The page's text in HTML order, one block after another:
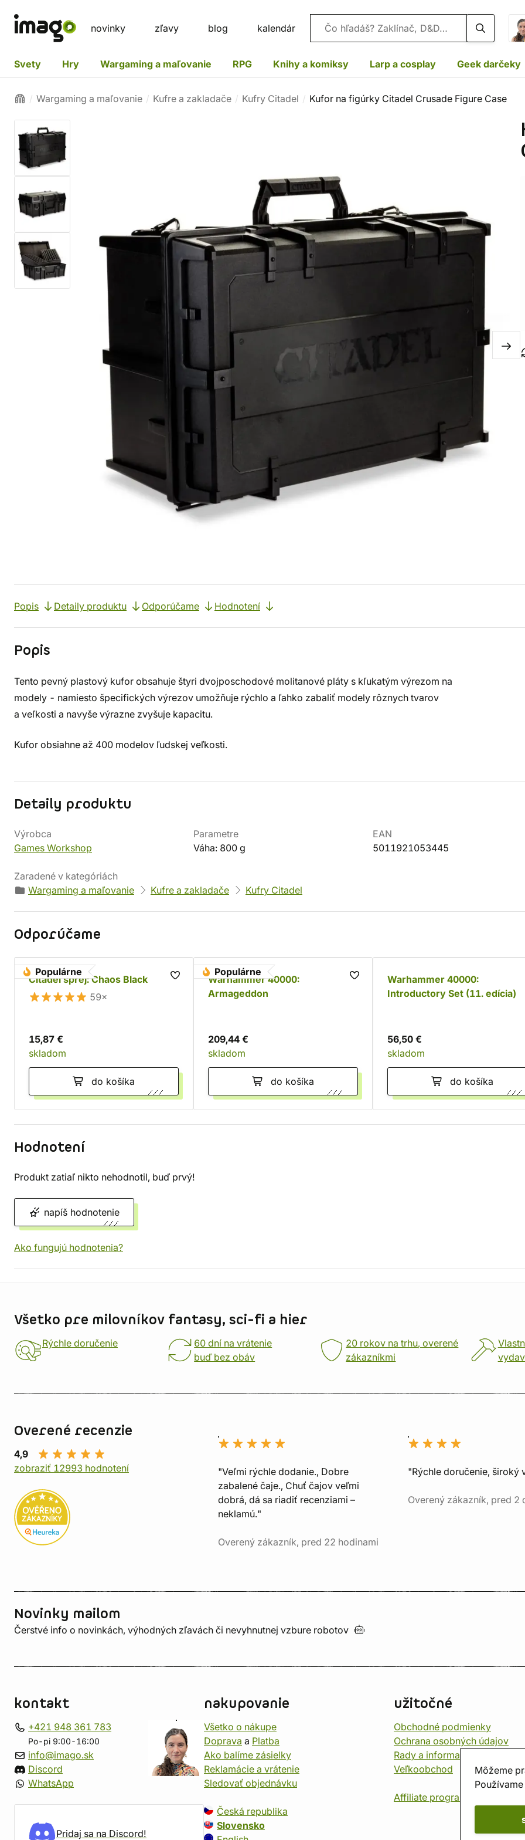
novinky zľavy blog kalendár Vyhľadávanie
Svety Hry Wargaming a maľovanie RPG Knihy a komiksy Larp a cosplay Geek darčeky
Wargaming a maľovanie Kufre a zakladače Kufry Citadel Kufor na figúrky Citadel Crusade Figure Case
Popis Detaily produktu Odporúčame Hodnotení
Popis
Tento pevný plastový kufor obsahuje štyri dvojposchodové molitanové pláty s kľukatým výrezom na
modely - namiesto špecifických výrezov umožňuje rýchlo a ľahko zabaliť modely rôznych tvarov
a veľkosti a navyše výrazne zvyšuje kapacitu.
Kufor obsiahne až 400 modelov ľudskej veľkosti.
Detaily produktu
Výrobca
Games Workshop
Parametre
Váha: 800 g
EAN
5011921053445
Zaradené v kategóriách
Wargaming a maľovanie
Kufre a zakladače Kufry Citadel
Odporúčame
Populárne
Citadel sprej: Chaos Black
59×
15,87 €
skladom
do košíka
Populárne
Warhammer 40000:
Armageddon
209,44 €
skladom
do košíka
Warhammer 40000:
Introductory Set (11. edícia)
56,50 €
skladom
do košíka
Hodnotení
Produkt zatiaľ nikto nehodnotil, buď prvý!
napíš hodnotenie
Ako fungujú hodnotenia?
Môžeme
Všetko pre milovníkov fantasy, sci-fi a hier
Rýchle doručenie
60 dní na vrátenie
buď bez obáv
20 rokov na trhu, overené
zákazníkmi
Overené recenzie
4,9
zobraziť 12993 hodnotení
"Veľmi rýchle dodanie., Dobre
zabalené čaje., Chuť čajov veľmi
dobrá, dá sa riadiť recenziami –
neklamú."
Overený zákazník, pred 22 hodinami
"Rýchle doručenie, široký
Overený zákazník, pred 2
Novinky mailom
Čerstvé info o novinkách, výhodných zľavách či nevyhnutnej vzbure robotov
kontakt
+421 948 361 783
Po-pi 9:00-16:00
info@imago.sk
Discord
WhatsApp
Pridaj sa na Discord!
nakupovanie
Všetko o nákupe
Doprava a Platba
Ako balíme zásielky
Reklamácie a vrátenie
Sledovať objednávku
Česká republika
Slovensko
užitočné
Obchodné podmienky
Ochrana osobných údajov
Rady a informace
Veľkoobchod
Affiliate program